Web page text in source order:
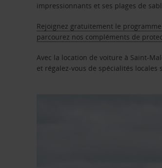
impressionnants et ses plages de
Rejoignez gratuitement le
parcourez nos compléments de
Avec la location de voiture à Saint-
et régalez-vous de spécialités locales